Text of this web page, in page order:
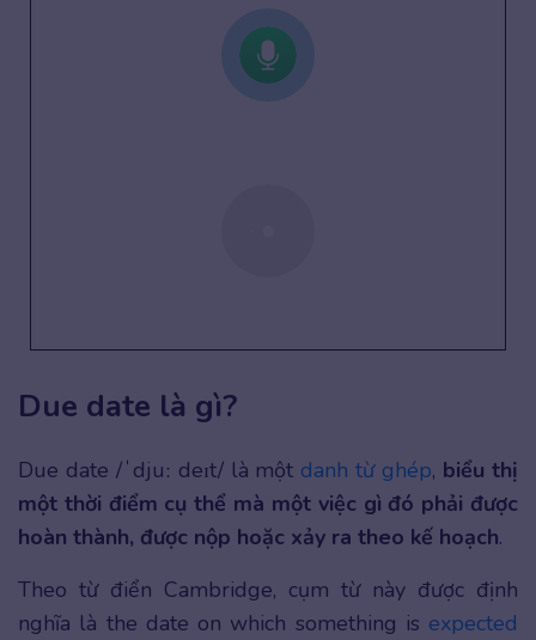
Due date là gì?
Due date /ˈdjuː deɪt/ là một danh từ ghép, biểu thị
một thời điểm cụ thể mà một việc gì đó phải được
hoàn thành, được nộp hoặc xảy ra theo kế hoạch.
Theo từ điển Cambridge, cụm từ này được định
nghĩa là the date on which something is expected